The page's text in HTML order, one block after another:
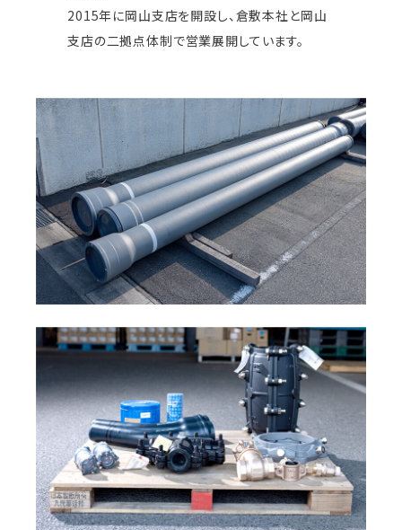
2015年に岡山支店を開設し、倉敷本社と岡山
支店の二拠点体制で営業展開しています。